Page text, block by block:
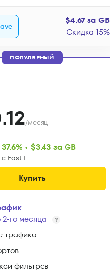
$4.67 за GB
Скидка 15%
ПОПУЛЯРНЫЙ
/месяц
• $3.43 за GB
Fast 1
Купить
2-го месяца
трафика
фильтров